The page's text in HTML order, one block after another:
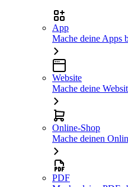
App
Mache deine Apps
Website
Mache deine
Online-Shop
Mache deinen
PDF